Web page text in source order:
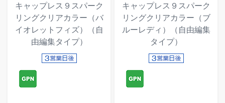
キャップレス９スパーク
リングクリアカラー（バ
イオレットフィズ）（自
由編集タイプ）
キャップレス９スパーク
リングクリアカラー（ブ
ルーレディ）（自由編集
タイプ）